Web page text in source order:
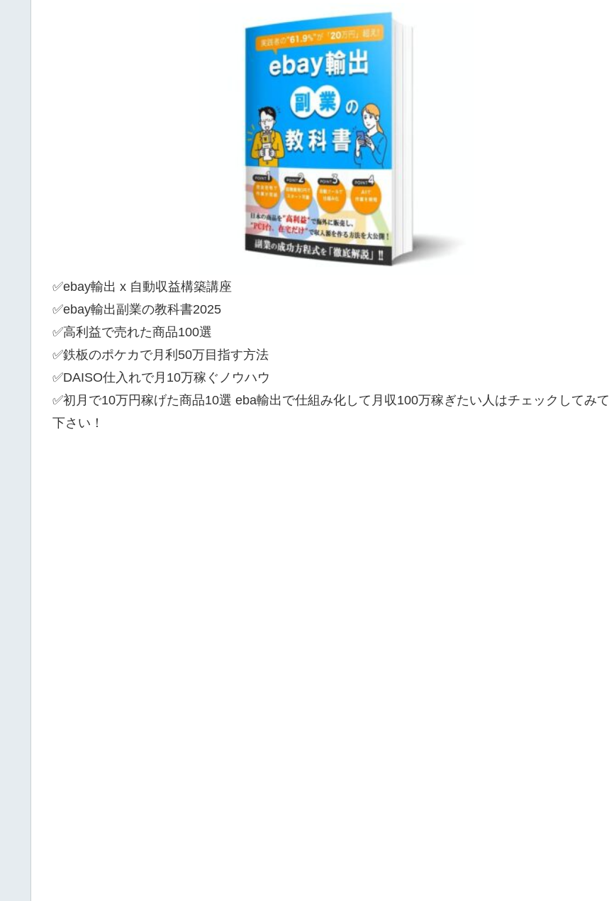
✅ebay輸出 x 自動収益構築講座
✅ebay輸出副業の教科書2025
✅高利益で売れた商品100選
✅鉄板のポケカで月利50万目指す方法
✅DAISO仕入れで月10万稼ぐノウハウ
✅初月で10万円稼げた商品10選 eba輸出で仕組み化して月収100万稼ぎたい人はチェックしてみて
下さい！